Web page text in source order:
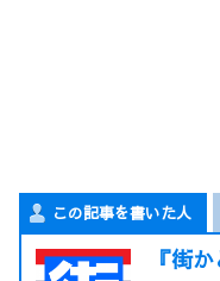
この記事を書いた人
『街